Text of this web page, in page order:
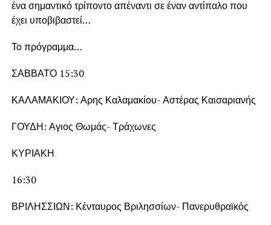
ένα σημαντικό τρίποντο απέναντι σε έναν αντίπαλο που
έχει υποβιβαστεί…
Το πρόγραμμα…
ΣΑΒΒΑΤΟ 15:30
ΚΑΛΑΜΑΚΙΟΥ: Αρης Καλαμακίου- Αστέρας Καισαριανής
ΓΟΥΔΗ: Αγιος Θωμάς- Τράχωνες
ΚΥΡΙΑΚΗ
16:30
ΒΡΙΛΗΣΣΙΩΝ: Κένταυρος Βριλησσίων- Πανερυθραϊκός